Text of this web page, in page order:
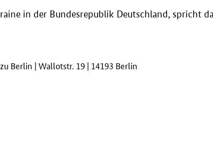
in der Bundesrepublik Deutschland, spricht
Berlin | Wallotstr. 19 | 14193 Berlin